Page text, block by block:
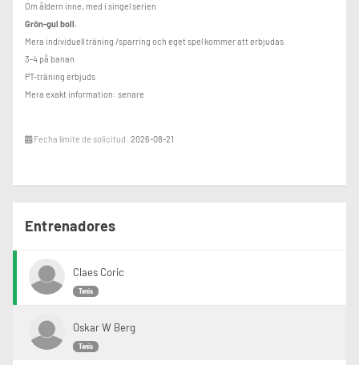
Om åldern inne, med i singel serien
Grön-gul boll.
Mera individuell träning /sparring och eget spel kommer att erbjudas
3-4 på banan
PT-träning erbjuds
Mera exakt information: senare
Fecha límite de solicitud: 2026-08-21
Entrenadores
Claes Coric
Tenis
Oskar W Berg
Tenis